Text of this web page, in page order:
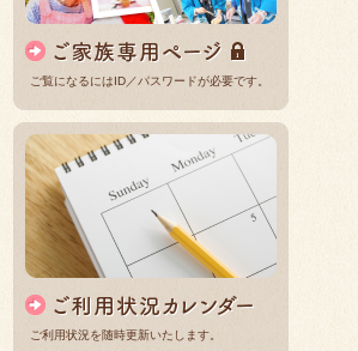
ご覧になるにはID／パスワードが必要です。
ご利用状況を随時更新いたします。